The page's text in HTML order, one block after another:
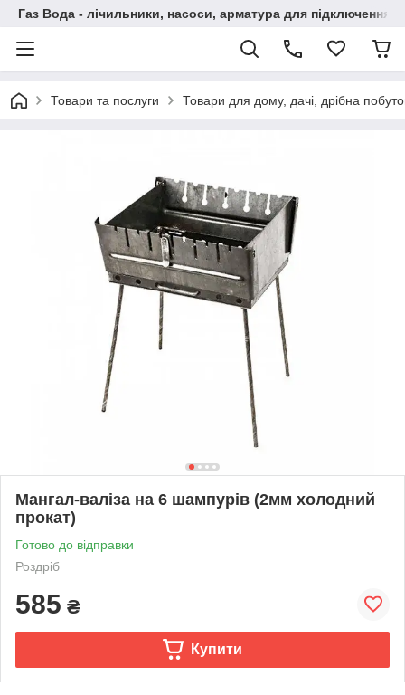
Газ Вода - лічильники, насоси, арматура для підключення,
Товари та послуги Товари для дому, дачі, дрібна
Мангал-валіза на 6 шампурів (2мм холодний
прокат)
Готово до відправки
Роздріб
585 ₴
Купити